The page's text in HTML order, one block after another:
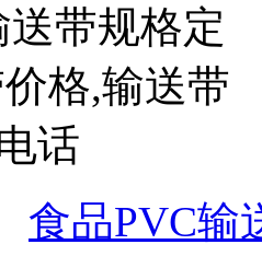
食品PVC输